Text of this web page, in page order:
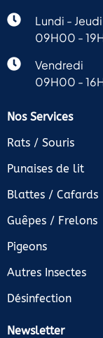
Lundi - Jeudi
09H00 -
Vendredi
09H00 -
Nos Services
Rats / Souris
Punaises de lit
Blattes / Cafards
Guêpes / Frelons
Pigeons
Autres Insectes
Désinfection
Newsletter